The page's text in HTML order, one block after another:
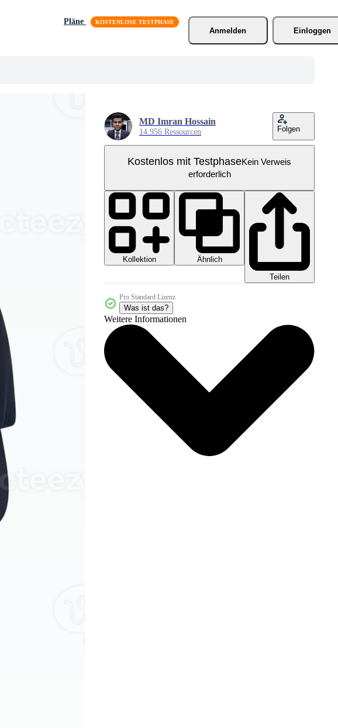
Pläne
Anmelden
Einloggen
MD Imran Hossain
14.956 Ressourcen Folgen
Kostenlos mit TestphaseKein Verweis
erforderlich
Kollektion
Ähnlich
Teilen
Pro Standard Lizenz
Was ist das?
Weitere Informationen